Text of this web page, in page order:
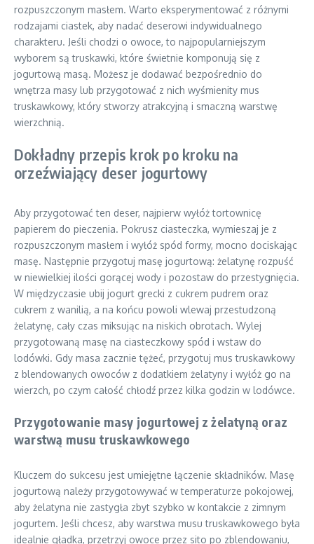
rozpuszczonym masłem. Warto eksperymentować z różnymi
rodzajami ciastek, aby nadać deserowi indywidualnego
charakteru. Jeśli chodzi o owoce, to najpopularniejszym
wyborem są truskawki, które świetnie komponują się z
jogurtową masą. Możesz je dodawać bezpośrednio do
wnętrza masy lub przygotować z nich wyśmienity mus
truskawkowy, który stworzy atrakcyjną i smaczną warstwę
wierzchnią.
Dokładny przepis krok po kroku na
orzeźwiający deser jogurtowy
Aby przygotować ten deser, najpierw wyłóż tortownicę
papierem do pieczenia. Pokrusz ciasteczka, wymieszaj je z
rozpuszczonym masłem i wyłóż spód formy, mocno dociskając
masę. Następnie przygotuj masę jogurtową: żelatynę rozpuść
w niewielkiej ilości gorącej wody i pozostaw do przestygnięcia.
W międzyczasie ubij jogurt grecki z cukrem pudrem oraz
cukrem z wanilią, a na końcu powoli wlewaj przestudzoną
żelatynę, cały czas miksując na niskich obrotach. Wylej
przygotowaną masę na ciasteczkowy spód i wstaw do
lodówki. Gdy masa zacznie tężeć, przygotuj mus truskawkowy
z blendowanych owoców z dodatkiem żelatyny i wyłóż go na
wierzch, po czym całość chłodź przez kilka godzin w lodówce.
Przygotowanie masy jogurtowej z żelatyną oraz
warstwą musu truskawkowego
Kluczem do sukcesu jest umiejętne łączenie składników. Masę
jogurtową należy przygotowywać w temperaturze pokojowej,
aby żelatyna nie zastygła zbyt szybko w kontakcie z zimnym
jogurtem. Jeśli chcesz, aby warstwa musu truskawkowego była
idealnie gładka, przetrzyj owoce przez sito po zblendowaniu,